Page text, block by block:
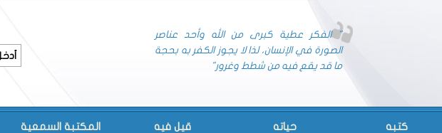
" الفكر عطية كبرى من الله وأحد عناصر
الصورة في الإنسان، لذا لا يجوز الكفر به بحجة
ما قد يقع فيه من شطط وغرور"
كتبه حياته قيل فيه المكتبة السمعية